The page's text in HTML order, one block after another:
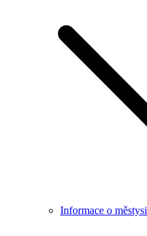
Informace o městysi